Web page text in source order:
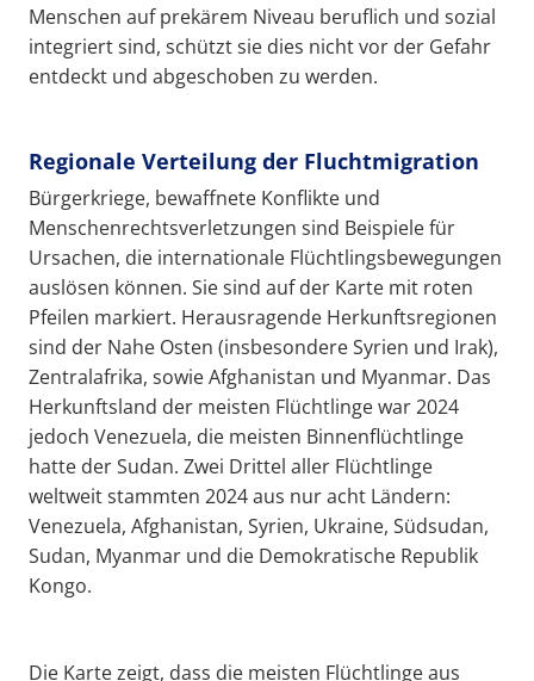
Menschen auf prekärem Niveau beruflich und sozial
integriert sind, schützt sie dies nicht vor der Gefahr
entdeckt und abgeschoben zu werden.
Regionale Verteilung der Fluchtmigration
Bürgerkriege, bewaffnete Konflikte und
Menschenrechtsverletzungen sind Beispiele für
Ursachen, die internationale Flüchtlingsbewegungen
auslösen können. Sie sind auf der Karte mit roten
Pfeilen markiert. Herausragende Herkunftsregionen
sind der Nahe Osten (insbesondere Syrien und Irak),
Zentralafrika, sowie Afghanistan und Myanmar. Das
Herkunftsland der meisten Flüchtlinge war 2024
jedoch Venezuela, die meisten Binnenflüchtlinge
hatte der Sudan. Zwei Drittel aller Flüchtlinge
weltweit stammten 2024 aus nur acht Ländern:
Venezuela, Afghanistan, Syrien, Ukraine, Südsudan,
Sudan, Myanmar und die Demokratische Republik
Kongo.
Die Karte zeigt, dass die meisten Flüchtlinge aus